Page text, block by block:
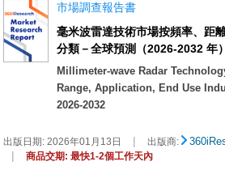
市場調查報告書
毫米波雷達技術市場按頻率、距
分類－全球預測（2026-2032 年）
Millimeter-wave Radar
Range, Application, End Use
2026-2032
出版日期:2026年01月13日 | 出版商:
| 商品交期: 最快1-2個工作天內